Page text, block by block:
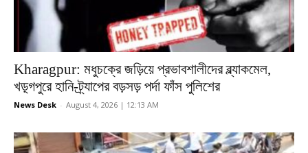
Kharagpur: মধুচক্রে জড়িয়ে প্রভাবশালীদের ব্ল্যাকমেল,
খড়্গপুরে হানি-ট্র্যাপের বড়সড় পর্দা ফাঁস পুলিশের
News Desk - August 4, 2026 | 12:13 AM